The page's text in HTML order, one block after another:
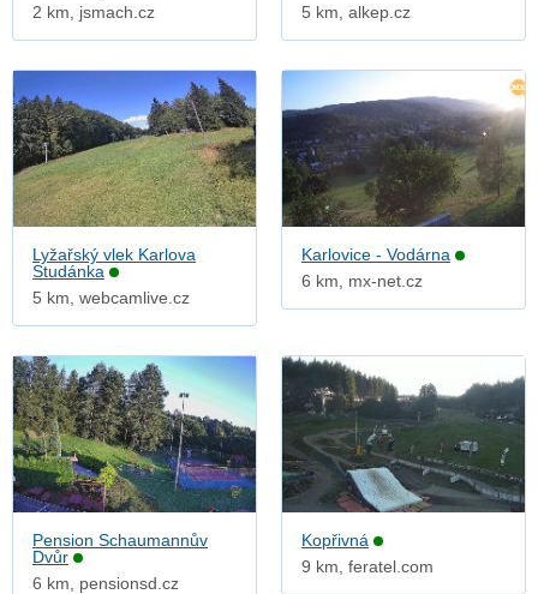
2 km, jsmach.cz
5 km, alkep.cz
Lyžařský vlek Karlova
Studánka
5 km, webcamlive.cz
Karlovice - Vodárna
6 km, mx-net.cz
Pension Schaumannův
Dvůr
6 km, pensionsd.cz
Kopřivná
9 km, feratel.com